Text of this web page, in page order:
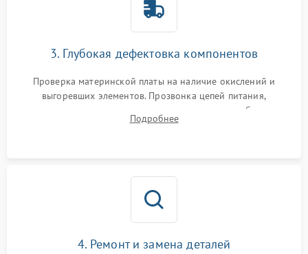
3. Глубокая дефектовка компонентов
Проверка материнской платы на наличие окислений и
выгоревших элементов. Прозвонка цепей питания,
тестирование приводных моторов колес и турбины
всасывания. Оценка состояния оптических и инфракрасных
Подробнее
4. Ремонт и замена деталей